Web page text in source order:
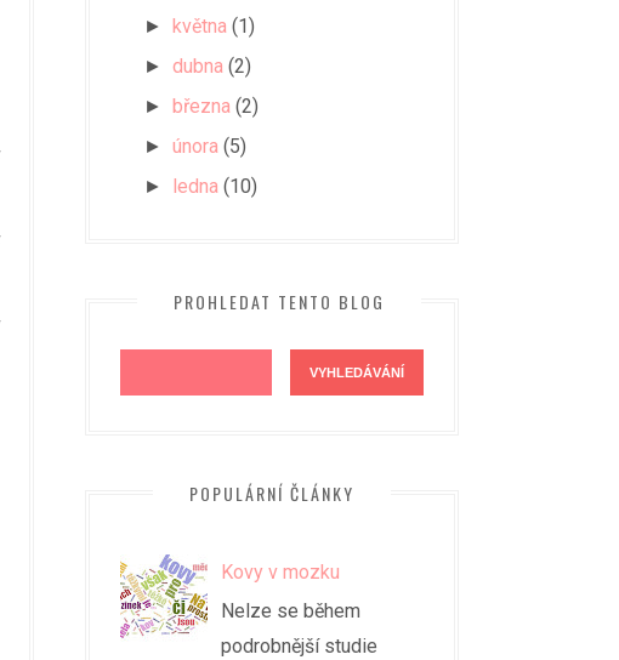
► května (1)
►dubna (2)
► března (2)
►února (5)
► ledna (10)
PROHLEDAT TENTO BLOG
POPULÁRNÍ ČLÁNKY
Kovy v mozku
Nelze se během
podrobnější studie